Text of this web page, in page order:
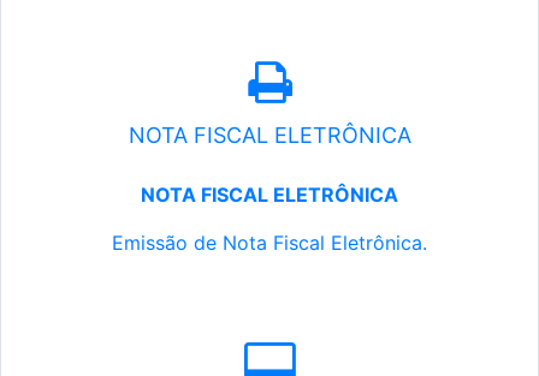
NOTA FISCAL ELETRÔNICA
NOTA FISCAL ELETRÔNICA
Emissão de Nota Fiscal Eletrônica.